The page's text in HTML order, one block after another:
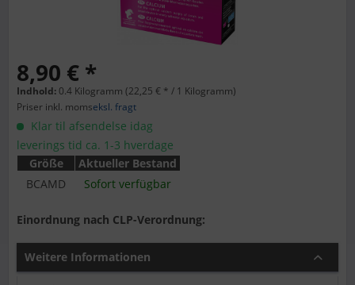
8,90 € *
Indhold: 0.4 Kilogramm (22,25 € * / 1 Kilogramm)
Priser inkl. momseksl. fragt
Klar til afsendelse idag
leverings tid ca. 1-3 hverdage
Größe
Aktueller Bestand
BCAMD
Sofort verfügbar
Einordnung nach CLP-Verordnung:
Weitere Informationen